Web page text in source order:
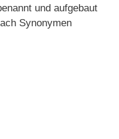
und aufgebaut
Synonymen